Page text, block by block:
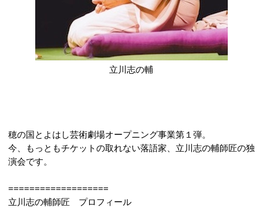
立川志の輔
穂の国とよはし芸術劇場オープニング事業第１弾。
今、もっともチケットの取れない落語家、立川志の輔師匠の独
演会です。
===================
立川志の輔師匠 プロフィール